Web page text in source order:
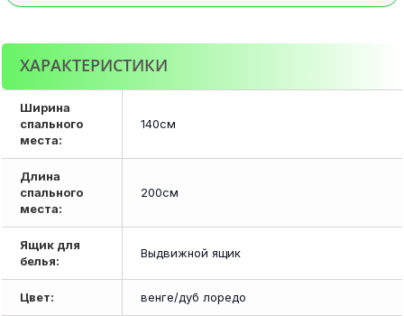
ХАРАКТЕРИСТИКИ
Ширина
спального
места:
140см
Длина
спального
места:
200см
Ящик для
белья:
Выдвижной ящик
Цвет: венге/дуб лоредо